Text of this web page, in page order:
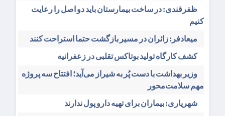
ظفرقندی: در ساخت بیمارستان باید دو اصل را رعایت
کنیم
میعادفر: زائران در مسیر بازگشت حتما استراحت کنند
کشف کارگاه تولید بوتاکس تقلبی در زعفرانیه
وزیر بهداشت با دست پُر به شیراز می‌آید؛ افتتاح سه پروژه
مهم سلامت‌محور
شهریاری: بیماران برای تهیه دارو پول ندارند